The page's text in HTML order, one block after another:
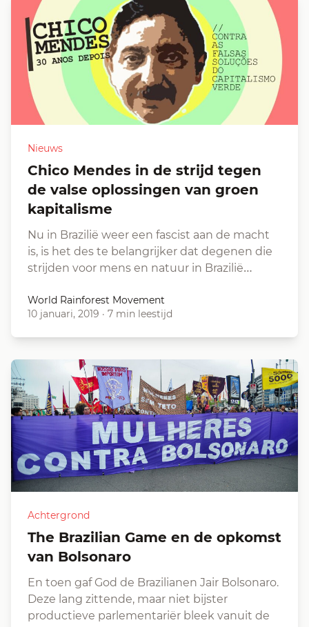
Nieuws
Chico Mendes in de strijd tegen
de valse oplossingen van groen
kapitalisme
Nu in Brazilië weer een fascist aan de macht
is, is het des te belangrijker dat degenen die
strijden voor mens en natuur in Brazilië…
World Rainforest Movement
10 januari, 2019 · 7 min leestijd
Achtergrond
The Brazilian Game en de opkomst
van Bolsonaro
En toen gaf God de Brazilianen Jair Bolsonaro.
Deze lang zittende, maar niet bijster
productieve parlementariër bleek vanuit de